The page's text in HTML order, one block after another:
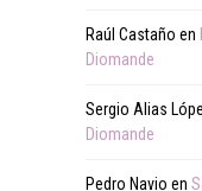
Raúl Castaño en
Diomande
Sergio Alias
Diomande
Pedro Navio en